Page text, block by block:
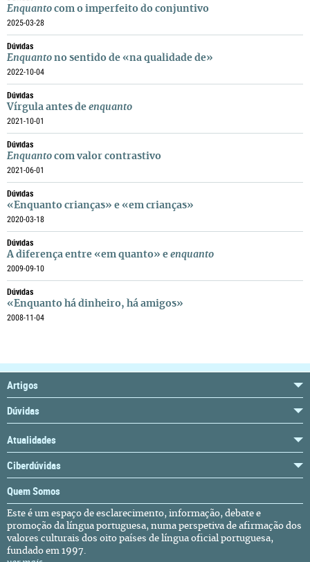
Enquanto com o imperfeito do conjuntivo
2025-03-28
Dúvidas
Enquanto no sentido de «na qualidade de»
2022-10-04
Dúvidas
Vírgula antes de enquanto
2021-10-01
Dúvidas
Enquanto com valor contrastivo
2021-06-01
Dúvidas
«Enquanto crianças» e «em crianças»
2020-03-18
Dúvidas
A diferença entre «em quanto» e enquanto
2009-09-10
Dúvidas
«Enquanto há dinheiro, há amigos»
2008-11-04
Artigos
Dúvidas
Atualidades
Ciberdúvidas
Quem Somos
Este é um espaço de esclarecimento, informação, debate e
promoção da língua portuguesa, numa perspetiva de afirmação dos
valores culturais dos oito países de língua oficial portuguesa,
fundado em 1997.